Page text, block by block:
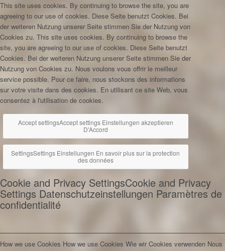
This site uses cookies. By continuing to browse the site, you are
agreeing to our use of cookies. Diese Seite benutzt Cookies. Bei
der weiteren Nutzung unserer Seite stimmen Sie der Nutzung von
Cookies zu. This site uses cookies. By continuing to browse the
site, you are agreeing to our use of cookies. Diese Seite benutzt
Cookies. Bei der weiteren Nutzung unserer Seite stimmen Sie der
Nutzung von Cookies zu. Nous voulons vous offrir le meilleur
service possible. Pour ce faire, nous stockons des informations
sur votre visite dans des cookies. En utilisant ce site Web, vous
consentez à l'utilisation de cookies.
Accept settingsAccept settings Einstellungen akzeptieren
D'Accord
SettingsSettings Einstellungen En savoir plus sur la protection
des données
Cookie and Privacy SettingsCookie and Privacy
Settings Datenschutzeinstellungen Paramètres de
confidentialité
How we use Cookies How we use Cookies Wie wir Cookies verwenden Nous